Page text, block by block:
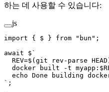
하는 데 사용할 수 있습니다:
js
import { $ } from "bun" ;
await $ `
REV=$(git rev-parse
docker built -t
echo Done building
` ;